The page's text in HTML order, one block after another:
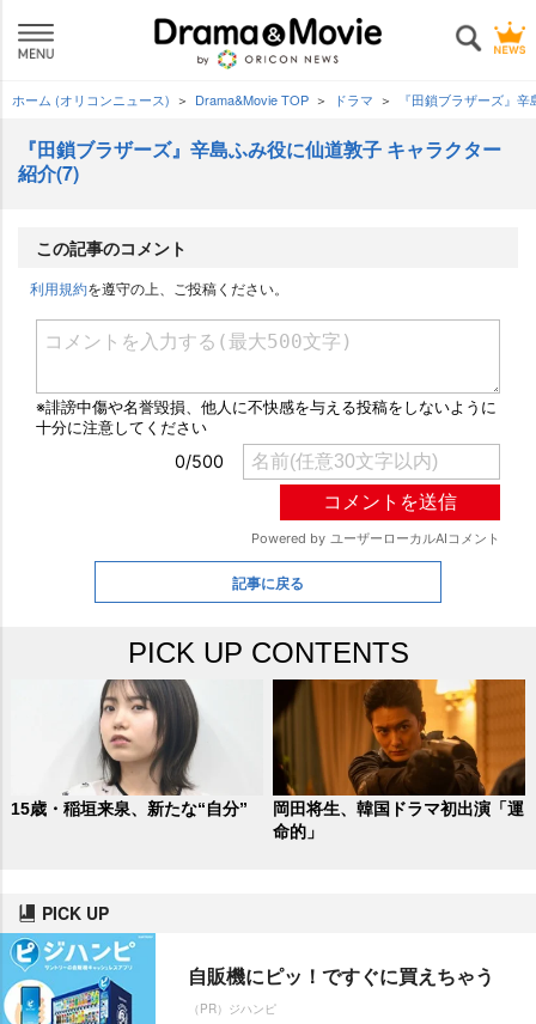
ホーム (オリコンニュース) Drama&Movie TOP ドラマ 『田鎖ブラザーズ』
『田鎖ブラザーズ』辛島ふみ役に仙道敦子 キャラクター
紹介(7)
この記事のコメント
利用規約を遵守の上、ご投稿ください。
記事に戻る
PICK UP CONTENTS
15歳・稲垣来泉、新たな“自分”
岡田将生、韓国ドラマ初出演「運
命的」
PICK UP
自販機にピッ！ですぐに買えちゃう
（PR）ジハンピ